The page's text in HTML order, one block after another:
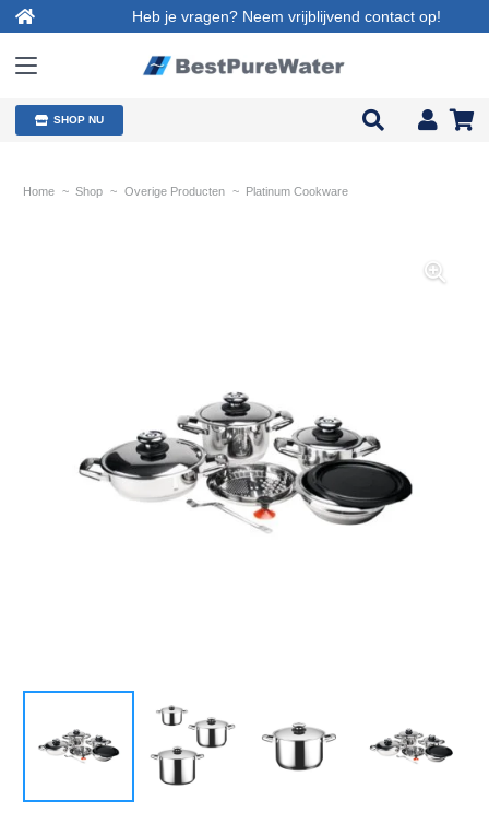
Heb je vragen? Neem vrijblijvend contact op!
SHOP NU
Home ~ Shop ~ Overige Producten ~ Platinum Cookware